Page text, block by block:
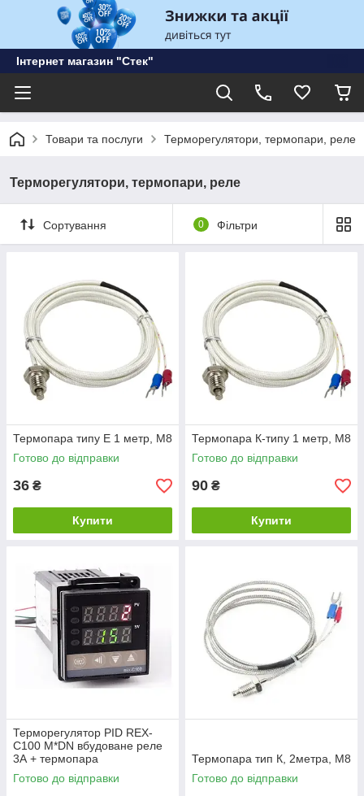
Інтернет магазин "Стек"
Товари та послуги Терморегулятори, термопари, реле
Терморегулятори, термопари, реле
Сортування 0 Фільтри
Термопара типу Е 1 метр, М8
Готово до відправки
36 ₴
Купити
Термопара К-типу 1 метр, М8
Готово до відправки
90 ₴
Купити
Терморегулятор PID REX-
C100 M*DN вбудоване реле
3А + термопара
Готово до відправки
Термопара тип К, 2метра, М8
Готово до відправки